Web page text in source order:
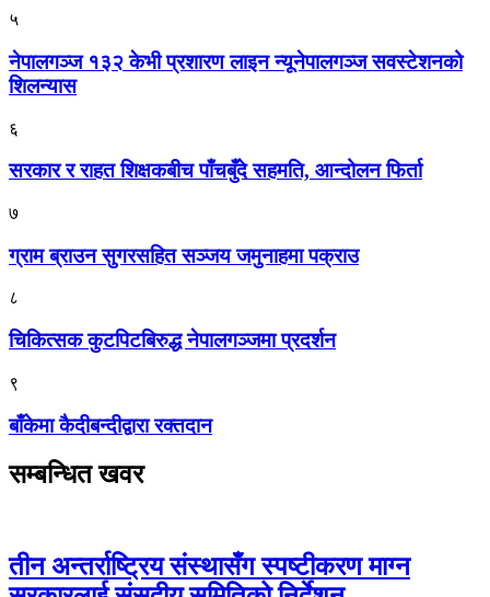
५
नेपालगञ्ज १३२ केभी प्रशारण लाइन न्यूनेपालगञ्ज सवस्टेशनको
शिलन्यास
६
सरकार र राहत शिक्षकबीच पाँचबुँदे सहमति, आन्दोलन फिर्ता
७
ग्राम ब्राउन सुगरसहित सञ्जय जमुनाहमा पक्राउ
८
चिकित्सक कुटपिटबिरुद्ध नेपालगञ्जमा प्रदर्शन
९
बाँकेमा कैदीबन्दीद्वारा रक्तदान
सम्बन्धित खवर
तीन अन्तर्राष्ट्रिय संस्थासँग स्पष्टीकरण माग्न